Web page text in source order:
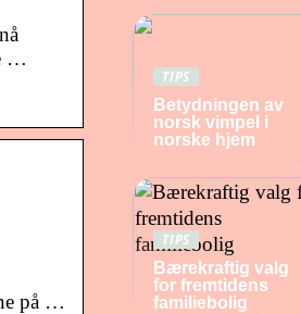
…
på …
TIPS
Betydningen av
norsk vimpel i
norske hjem
TIPS
Bærekraftig valg
for fremtidens
familiebolig